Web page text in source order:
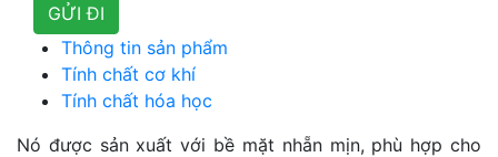
Thông tin sản phẩm
Tính chất cơ khí
Tính chất hóa học
Nó được sản xuất với bề mặt nhẵn mịn, phù hợp cho